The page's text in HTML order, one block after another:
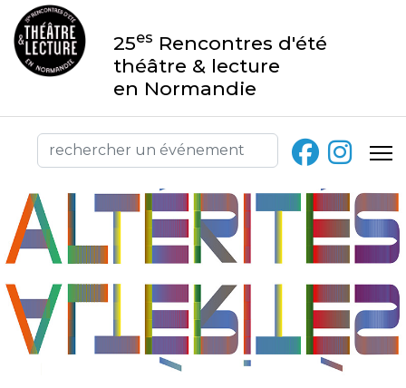
25es Rencontres d'été
théâtre & lecture
en Normandie